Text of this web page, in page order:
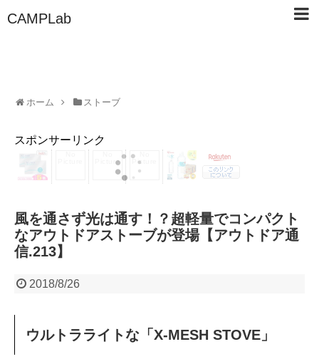
CAMPLab
ホーム ストーブ
スポンサーリンク
風を通さず光は通す！？超軽量でコンパクト
なアウトドアストーブが登場【アウトドア通
信.213】
2018/8/26
ウルトラライトな「X-MESH STOVE」